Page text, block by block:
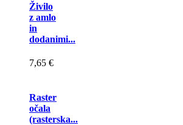
Živilo
z amlo
in
dodanimi...
7,65 €
Raster
očala
(rasterska...